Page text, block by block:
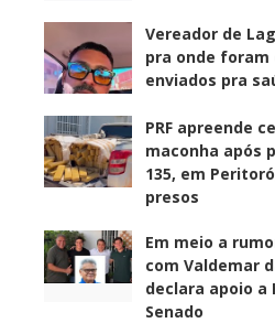
Vereador de
pra onde foram
enviados pra
PRF apreende
maconha após
135, em
presos
Em meio a
com Valdemar
declara apoio a
Senado